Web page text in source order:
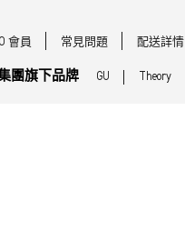
會員 常見問題 配送詳情
團旗下品牌 GU Theory